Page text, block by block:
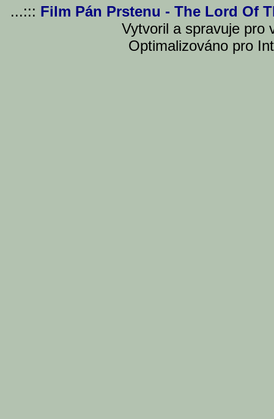
...::: Film Pán Prstenu - The Lord Of
Vytvoril a spravuje pro
Optimalizováno pro